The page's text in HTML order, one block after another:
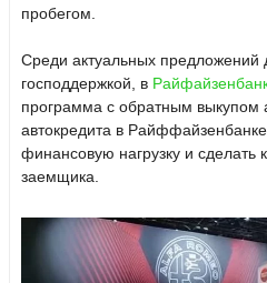
пробегом.
Среди актуальных предложений
господдержкой, в
программа с обратным выкупом
автокредита в
финансовую нагрузку и сделать
заемщика.